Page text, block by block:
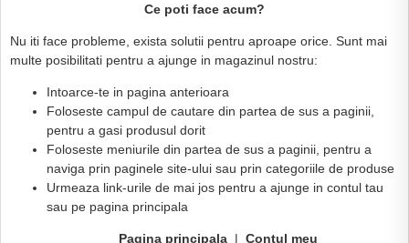
Ce poti face acum?
Nu iti face probleme, exista solutii pentru aproape orice. Sunt mai
multe posibilitati pentru a ajunge in magazinul nostru:
Intoarce-te in pagina anterioara
Foloseste campul de cautare din partea de sus a paginii,
pentru a gasi produsul dorit
Foloseste meniurile din partea de sus a paginii, pentru a
naviga prin paginele site-ului sau prin categoriile de produse
Urmeaza link-urile de mai jos pentru a ajunge in contul tau
sau pe pagina principala
Pagina principala | Contul meu